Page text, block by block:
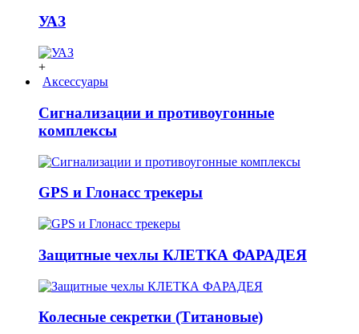
УАЗ
+
Аксессуары
Сигнализации и противоугонные
комплексы
GPS и Глонасс трекеры
Защитные чехлы КЛЕТКА ФАРАДЕЯ
Колесные секретки (Титановые)